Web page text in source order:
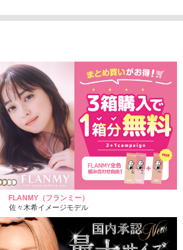
FLANMY（フランミー）
佐々木希イメージモデル